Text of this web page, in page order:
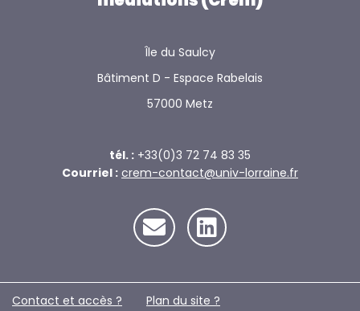
Île du Saulcy
Bâtiment D - Espace Rabelais
57000 Metz
tél. : +33(0)3 72 74 83 35
Courriel : crem-contact@univ-lorraine.fr
Contact et accès ? Plan du site ?️